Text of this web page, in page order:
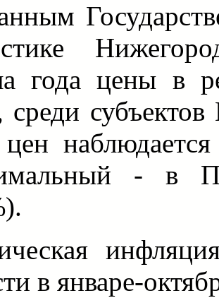
года цены в
среди
цен
- в
в январе-